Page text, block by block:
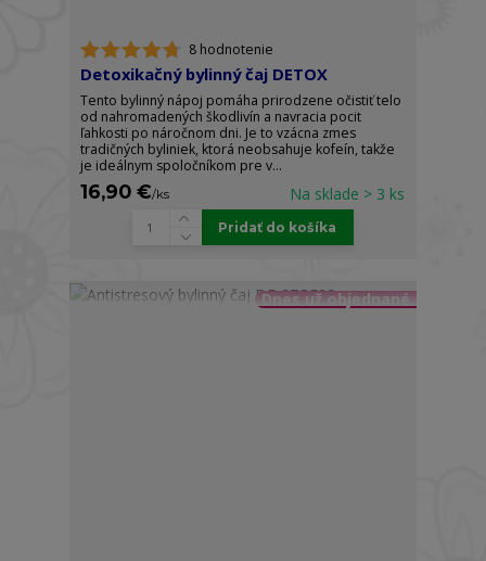
8 hodnotenie
Detoxikačný bylinný čaj DETOX
Tento bylinný nápoj pomáha prirodzene očistiť telo
od nahromadených škodlivín a navracia pocit
ľahkosti po náročnom dni. Je to vzácna zmes
tradičných byliniek, ktorá neobsahuje kofeín, takže
je ideálnym spoločníkom pre v...
16,90 €/ks Na sklade > 3 ks
Pridať do košíka
Dnes už objednané